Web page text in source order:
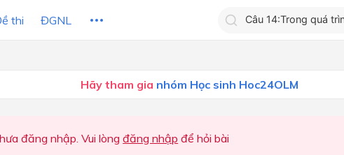
thi ĐGNL
Tìm kiếm câu trả lời
Hãy tham gia nhóm Học sinh Hoc24OLM
đăng nhập. Vui lòngđăng nhập để hỏi bài